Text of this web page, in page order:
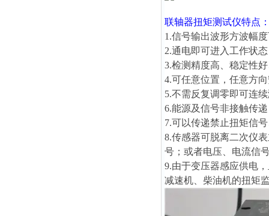
联轴器扭矩测试仪特点
1.信号输出波形方波幅
2.通电即可进入工作状
3.检测精度高、稳定性
4.可任意位置，任意方
5.不需反复调零即可连
6.能源及信号非接触传
7.可以传递禁止扭矩信
8.传感器可脱离二次仪
号；或者电压、电流信
9.由于变压器感应供电
减速机、柴油机的扭矩